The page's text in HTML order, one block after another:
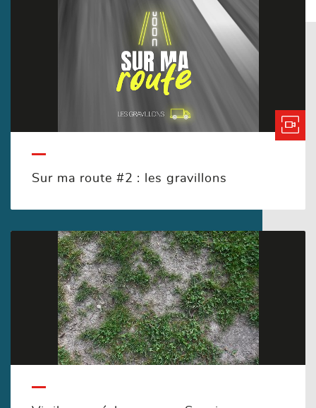
Sur ma route #2 : les gravillons